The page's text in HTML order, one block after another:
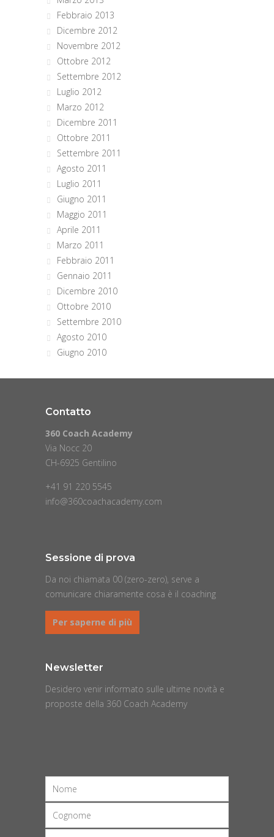
Febbraio 2013
Dicembre 2012
Novembre 2012
Ottobre 2012
Settembre 2012
Luglio 2012
Marzo 2012
Dicembre 2011
Ottobre 2011
Settembre 2011
Agosto 2011
Luglio 2011
Giugno 2011
Maggio 2011
Aprile 2011
Marzo 2011
Febbraio 2011
Gennaio 2011
Dicembre 2010
Ottobre 2010
Settembre 2010
Agosto 2010
Giugno 2010
Contatto
360 Coach Academy
Via Nocc 20
CH-6925 Gentilino
+41 91 220 5545
info@360coachacademy.com
Sessione di prova
Da noi chiamata 00 (zero-zero), serve a
comunicare chiaramente cosa è il coaching
Per saperne di più
Newsletter
Desidero venir informato sulle ultime novità e
proposte della 360 Coach Academy